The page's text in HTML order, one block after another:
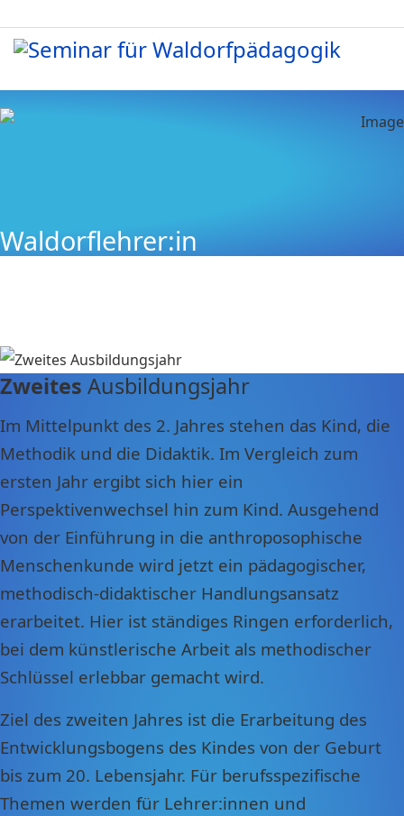
Waldorflehrer:in
Zweites Ausbildungsjahr
Im Mittelpunkt des 2. Jahres stehen das Kind, die
Methodik und die Didaktik. Im Vergleich zum
ersten Jahr ergibt sich hier ein
Perspektivenwechsel hin zum Kind. Ausgehend
von der Einführung in die anthroposophische
Menschenkunde wird jetzt ein pädagogischer,
methodisch-didaktischer Handlungsansatz
erarbeitet. Hier ist ständiges Ringen erforderlich,
bei dem künstlerische Arbeit als methodischer
Schlüssel erlebbar gemacht wird.
Ziel des zweiten Jahres ist die Erarbeitung des
Entwicklungsbogens des Kindes von der Geburt
bis zum 20. Lebensjahr. Für berufsspezifische
Themen werden für Lehrer:innen und